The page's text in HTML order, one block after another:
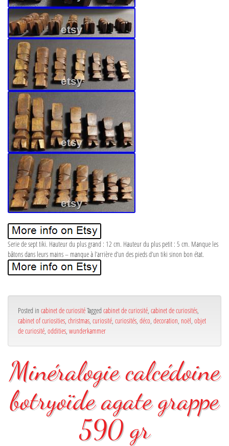
Serie de sept tiki. Hauteur du plus grand : 12 cm. Hauteur du plus petit : 5 cm. Manque les
bâtons dans leurs mains – manque à l’arrière d’un des pieds d’un tiki sinon bon état.
Posted in cabinet de curiositéTagged cabinet de curiosité cabinet de curiosités
cabinet of curiosities christmas curiosité curiosités déco decoration noël objet
de curiosité oddities wunderkammer
Minéralogie calcédoine
botryoïde agate grappe
590 gr